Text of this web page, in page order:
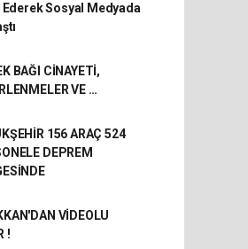
Sosyal Medyada
BAĞI CİNAYETİ,
VE …
156 ARAÇ 524
DEPREM
VİDEOLU
!